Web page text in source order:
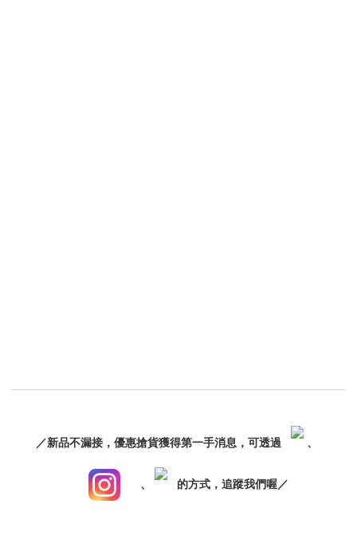
／新品不漏接，優惠搶貨獲得第一手消息，可透過 、
、 的方式，追蹤我們喔／